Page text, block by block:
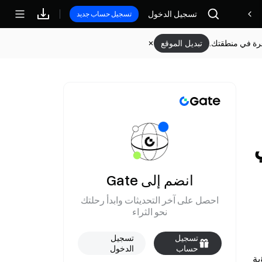
مكافآتتسجيل الدخول تسجيل حساب جديد
في منطقتك. تبديل الموقع
انضم إلى Gate
احصل على آخر التحديثات وابدأ رحلتك
نحو الثراء
تسجيل
حساب
تسجيل
الدخول